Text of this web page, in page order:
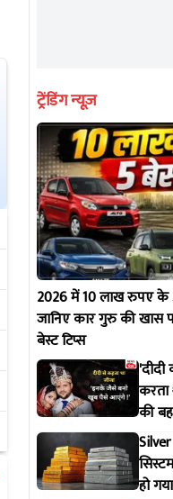
ट्रेंडिंग न्यूज़
2026 में 10 लाख रुपए के
जानिए कार गुरु की
बेस्ट टिप्स
करता
की
आरोप
हो